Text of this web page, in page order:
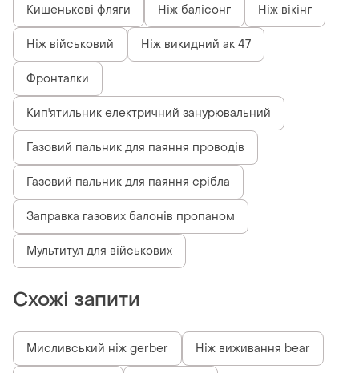
Кишенькові фляги Ніж балісонг Ніж вікінг
Ніж військовий Ніж викидний ак 47
Фронталки
Кип'ятильник електричний занурювальний
Газовий пальник для паяння проводів
Газовий пальник для паяння срібла
Заправка газових балонів пропаном
Мультитул для військових
Схожі запити
Мисливський ніж gerber Ніж виживання bear